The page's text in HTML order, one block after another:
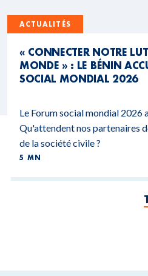
ACTUALITÉS
« CONNECTER NOTRE
MONDE » : LE BÉNIN
SOCIAL MONDIAL 2026
Le Forum social mondial 2026
Qu'attendent nos partenaires
de la société civile ?
5 MN